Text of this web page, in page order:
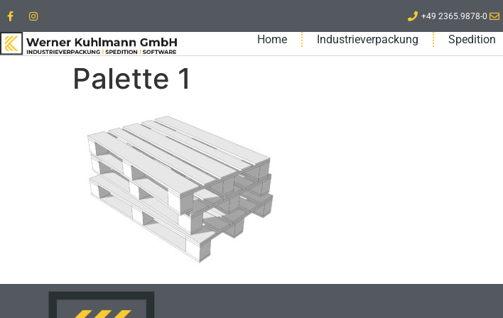
+49 2365.9878-0
Home Industrieverpackung Spedition
Palette 1